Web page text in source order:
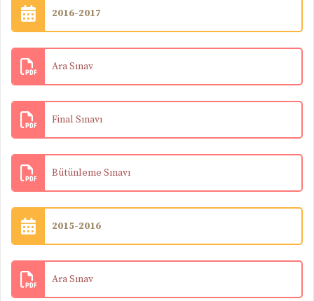
2016-2017
Ara Sınav
Final Sınavı
Bütünleme Sınavı
2015-2016
Ara Sınav